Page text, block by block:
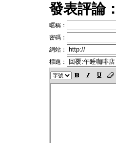
發表評論
暱稱：
密碼：
網站：
標題：